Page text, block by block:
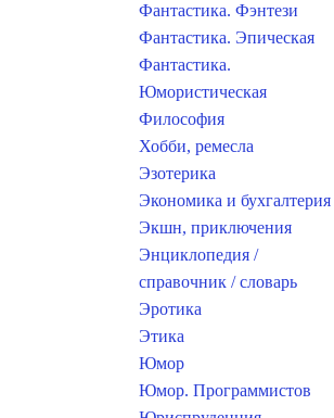
Фантастика. Фэнтези
Фантастика. Эпическая
Фантастика.
Юмористическая
Философия
Хобби, ремесла
Эзотерика
Экономика и бухгалтерия
Экшн, приключения
Энциклопедия /
справочник / словарь
Эротика
Этика
Юмор
Юмор. Программистов